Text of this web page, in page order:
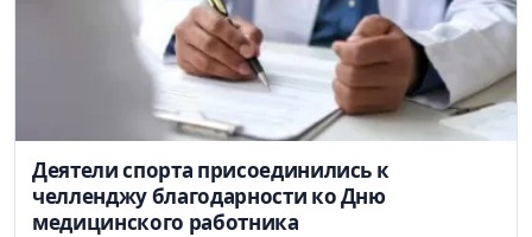
Деятели спорта присоединились к
челленджу благодарности ко Дню
медицинского работника